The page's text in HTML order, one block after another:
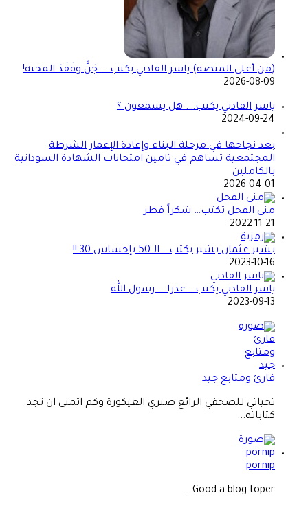
(من أعلى المنصة) ياسر الفادني يكتب…. جَنَّ وفَقَدَ المحنة!
2026-08-09
ياسر الفادني يكتب…. هل يسمعون ؟
2024-09-24
بعد نجاحها في مرحلة البناء وإعادة الإعمار الشرطة
المجتمعية تساهم في تامين امتحانات الشهادة السودانية
بالكاملين
2026-04-01
منى الفحل تكتب… شكراً قطر
2022-11-21
بشير عثمان بشير يكتب… الــ50 بإحساس 30 !!
2023-10-16
ياسر الفادني يكتب… عذرا … رسول الله
2023-09-13
قارئ ومتابع جيد
تحياتي للصحفي الرائع صبري العيكورة وكم اتمنى ان تجد
كتاباته...
pornip
Good a blog toper...